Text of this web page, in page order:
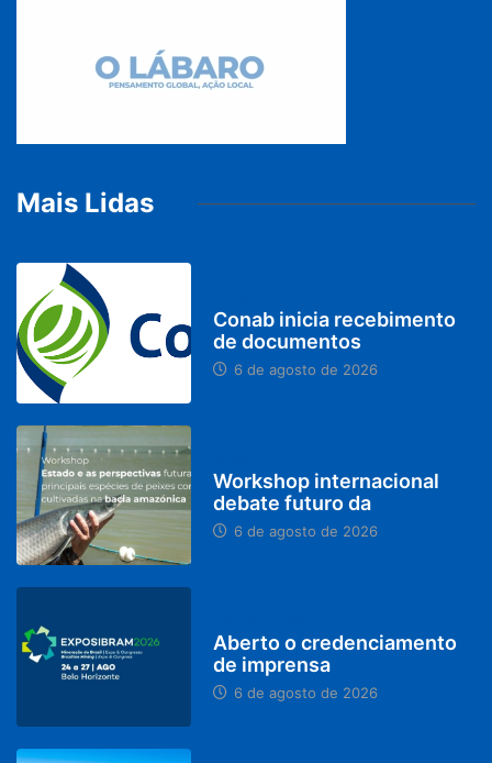
Mais Lidas
Conab inicia recebimento
de documentos
6 de agosto de 2026
Workshop internacional
debate futuro da
6 de agosto de 2026
Aberto o credenciamento
de imprensa
6 de agosto de 2026